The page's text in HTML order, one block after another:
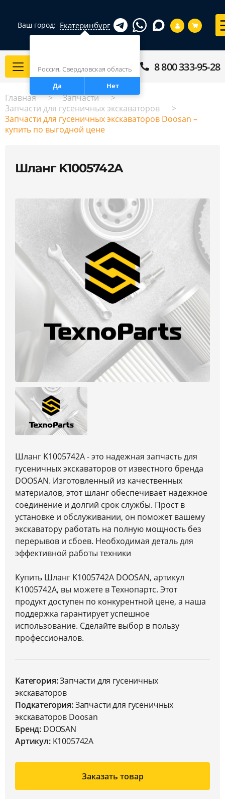
Ваш город: Екатеринбург
Россия, Свердловская область
Да
Нет
Каталог 8 800 333-95-28
Главная
Запчасти
Запчасти для гусеничных экскаваторов
Запчасти для гусеничных экскаваторов Doosan –
купить по выгодной цене
Шланг K1005742A
Шланг K1005742A - это надежная запчасть для
гусеничных экскаваторов от известного бренда
DOOSAN. Изготовленный из качественных
материалов, этот шланг обеспечивает надежное
соединение и долгий срок службы. Прост в
установке и обслуживании, он поможет вашему
экскаватору работать на полную мощность без
перерывов и сбоев. Необходимая деталь для
эффективной работы техники
Купить Шланг K1005742A DOOSAN, артикул
K1005742A, вы можете в Технопартс. Этот
продукт доступен по конкурентной цене, а наша
поддержка гарантирует успешное
использование. Сделайте выбор в пользу
профессионалов.
Категория:Запчасти для гусеничных
экскаваторов
Подкатегория:Запчасти для гусеничных
экскаваторов Doosan
Бренд: DOOSAN
Артикул:K1005742A
Заказать товар